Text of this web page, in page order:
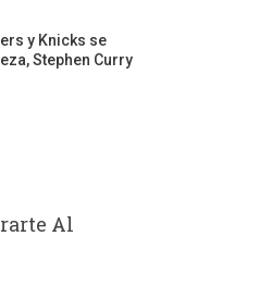
y Knicks se
Stephen Curry
Al